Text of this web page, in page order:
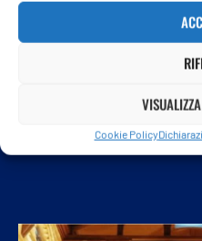
Cookie Policy